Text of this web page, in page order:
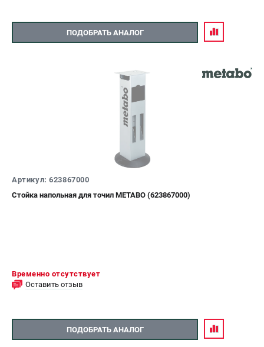
ПОДОБРАТЬ АНАЛОГ
Артикул: 623867000
Стойка напольная для точил METABO (623867000)
Временно отсутствует
Оставить отзыв
ПОДОБРАТЬ АНАЛОГ